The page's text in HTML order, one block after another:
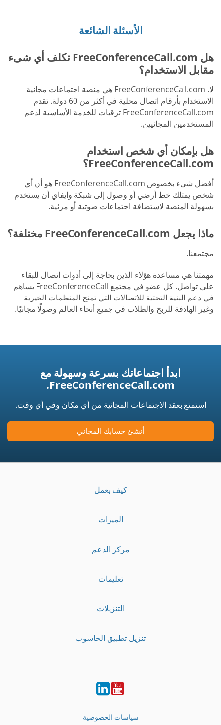
الأسئلة الشائعة
هل FreeConferenceCall.com تكلف أي شىء
مقابل الاستخدام؟
لا. FreeConferenceCall.com هي منصة اجتماعات مجانية
الاستخدام بأرقام اتصال محلية في أكثر من 60 دولة. تقدم
FreeConferenceCall.com ترقيات للخدمة الأساسية لدعم
المستخدمين المجانيين.
هل بإمكان أي شخص استخدام
FreeConferenceCall.com؟
أفضل شىء بخصوص FreeConferenceCall.com هو أن أي
شخص يمتلك خط أرضي أو وصول إلى شبكة وايفاي أن يستخدم
بسهولة المنصة لاستضافة اجتماعات صوتية أو مرئية.
ماذا يجعل FreeConferenceCall.com مختلفة؟
مجتمعنا.
مهمتنا هي مساعدة هؤلاء الذين بحاجة إلى أدوات اتصال للبقاء
على تواصل. كل عضو في مجتمع FreeConferenceCall يساهم
في دعم البنية التحتية للاتصالات التي تمنح المنظمات الخيرية
وغير الهادفة للربح والطلاب في جميع أنحاء العالم وصولًا مجانيًا.
ابدأ اجتماعاتك بسرعة وسهولة مع
FreeConferenceCall.com.
استمتع بعقد الاجتماعات المجانية من أي مكان وفي أي وقت.
أنشئ حسابك المجاني
كيف يعمل
الميزات
مركز الدعم
تعليمات
التنزيلات
تنزيل تطبيق الحاسوب
Youtube
LinkedIn
سياسات الخصوصية